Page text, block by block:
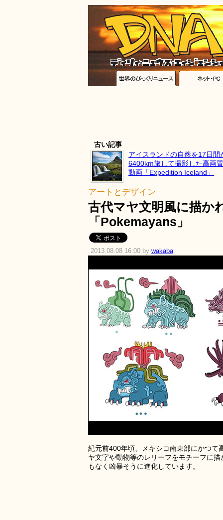
古い記事
アイスランドの自然を17日間
6400km旅して撮影した高画
動画「Expedition Iceland」
アートとデザイン
古代マヤ文明風に描か
「Pokemayans」
2013.08.08 16:00 by wakaba
紀元前400年頃、メキシコ南東部にかつて
ヤ文字や動物等のレリーフをモチーフに
もなく凶暴そうに進化しています。